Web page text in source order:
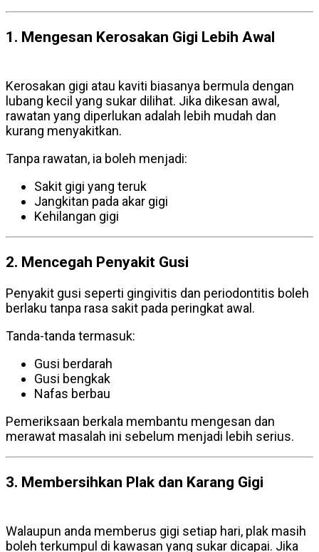
1. Mengesan Kerosakan Gigi Lebih Awal
Kerosakan gigi atau kaviti biasanya bermula dengan
lubang kecil yang sukar dilihat. Jika dikesan awal,
rawatan yang diperlukan adalah lebih mudah dan
kurang menyakitkan.
Tanpa rawatan, ia boleh menjadi:
Sakit gigi yang teruk
Jangkitan pada akar gigi
Kehilangan gigi
2. Mencegah Penyakit Gusi
Penyakit gusi seperti gingivitis dan periodontitis boleh
berlaku tanpa rasa sakit pada peringkat awal.
Tanda-tanda termasuk:
Gusi berdarah
Gusi bengkak
Nafas berbau
Pemeriksaan berkala membantu mengesan dan
merawat masalah ini sebelum menjadi lebih serius.
3. Membersihkan Plak dan Karang Gigi
Walaupun anda memberus gigi setiap hari, plak masih
boleh terkumpul di kawasan yang sukar dicapai. Jika